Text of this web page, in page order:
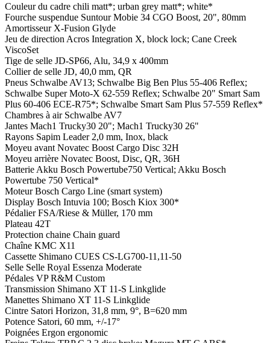
Couleur du cadre chili matt*; urban grey matt*; white*
Fourche suspendue Suntour Mobie 34 CGO Boost, 20", 80mm
Amortisseur X-Fusion Glyde
Jeu de direction Acros Integration X, block lock; Cane Creek
ViscoSet
Tige de selle JD-SP66, Alu, 34,9 x 400mm
Collier de selle JD, 40,0 mm, QR
Pneus Schwalbe AV13; Schwalbe Big Ben Plus 55-406 Reflex;
Schwalbe Super Moto-X 62-559 Reflex; Schwalbe 20" Smart Sam
Plus 60-406 ECE-R75*; Schwalbe Smart Sam Plus 57-559 Reflex*
Chambres à air Schwalbe AV7
Jantes Mach1 Trucky30 20"; Mach1 Trucky30 26"
Rayons Sapim Leader 2,0 mm, Inox, black
Moyeu avant Novatec Boost Cargo Disc 32H
Moyeu arrière Novatec Boost, Disc, QR, 36H
Batterie Akku Bosch Powertube750 Vertical; Akku Bosch
Powertube 750 Vertical*
MoteurBosch Cargo Line (smart system)
Display Bosch Intuvia 100; Bosch Kiox 300*
PédalierFSA/Riese & Müller, 170 mm
Plateau 42T
Protection chaine Chain guard
Chaîne KMC X11
Cassette Shimano CUES CS-LG700-11,11-50
Selle Selle Royal Essenza Moderate
Pédales VP R&M Custom
Transmission Shimano XT 11-S Linkglide
Manettes Shimano XT 11-S Linkglide
Cintre Satori Horizon, 31,8 mm, 9°, B=620 mm
Potence Satori, 60 mm, +/-17°
Poignées Ergon ergonomic